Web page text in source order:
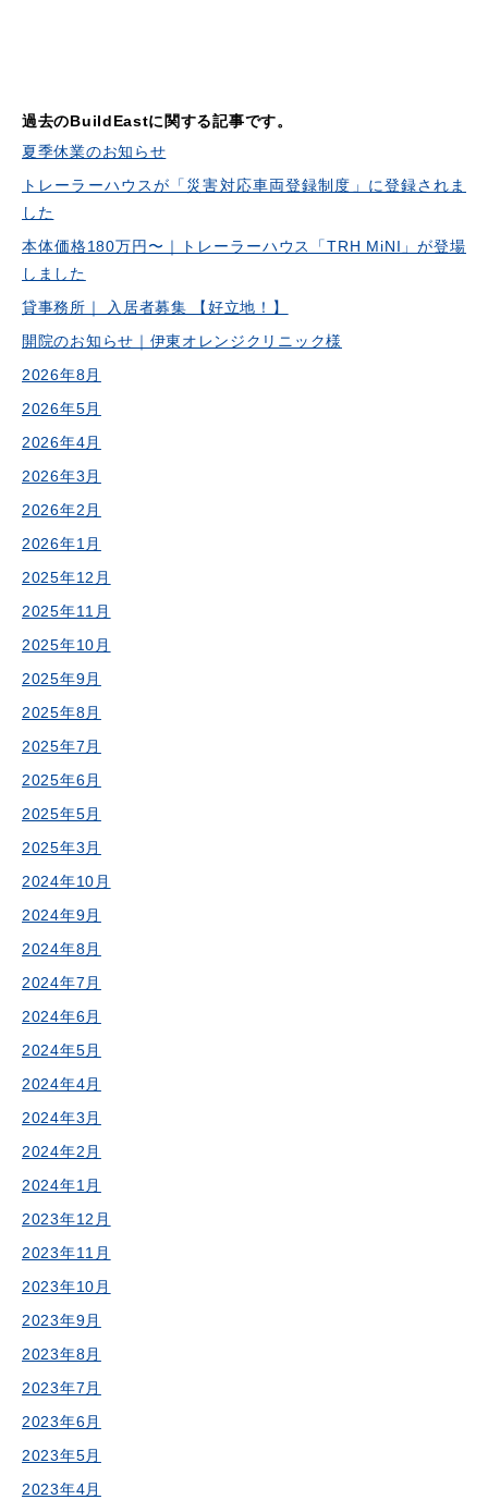
過去のBuildEastに関する記事です。
夏季休業のお知らせ
トレーラーハウスが「災害対応車両登録制度」に登録されま
した
本体価格180万円〜｜トレーラーハウス「TRH MiNI」が登場
しました
貸事務所｜ 入居者募集 【好立地！】
開院のお知らせ｜伊東オレンジクリニック様
2026年8月
2026年5月
2026年4月
2026年3月
2026年2月
2026年1月
2025年12月
2025年11月
2025年10月
2025年9月
2025年8月
2025年7月
2025年6月
2025年5月
2025年3月
2024年10月
2024年9月
2024年8月
2024年7月
2024年6月
2024年5月
2024年4月
2024年3月
2024年2月
2024年1月
2023年12月
2023年11月
2023年10月
2023年9月
2023年8月
2023年7月
2023年6月
2023年5月
2023年4月